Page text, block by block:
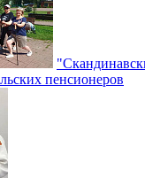
пенсионеров